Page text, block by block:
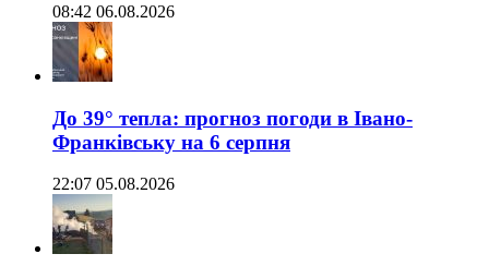
08:42 06.08.2026
До 39° тепла: прогноз погоди в Івано-
Франківську на 6 серпня
22:07 05.08.2026